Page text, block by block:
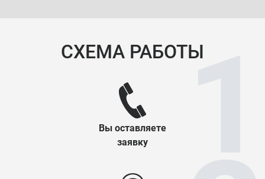
СХЕМА РАБОТЫ
Вы оставляете
заявку